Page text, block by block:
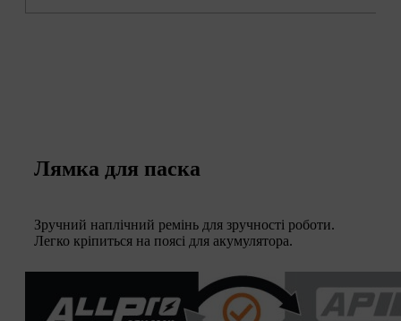
Лямка для паска
Зручний наплічний ремінь для зручності роботи.
Легко кріпиться на поясі для акумулятора.